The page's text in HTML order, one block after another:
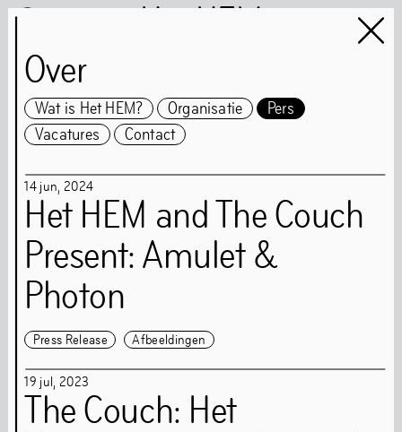
Het HEM
Het HEM is closed
Kunst
Muziek
Eten
Boeken
Gemeenschap
Route Tickets
Openingstijden
Toegankelijkheid
FAQ
Gezondheids- en veiligheidsrichtlijnen
Over
Wat is Het HEM? Organisatie
Pers
Vacatures
Contact
14jun, 2024
Het HEM and The Couch
Present: Amulet &
Photon
Press Release Afbeeldingen
19 jul, 2023
The Couch: Het